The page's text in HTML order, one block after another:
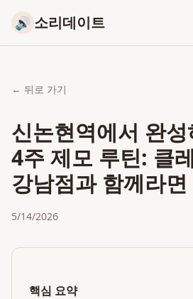
🔊 소리데이트
← 뒤로 가기
신논현역에서 완
4주 제모 루틴: 클
강남점과 함께라
5/14/2026
핵심 요약